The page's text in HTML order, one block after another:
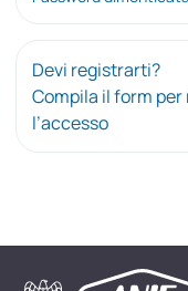
Devi registrarti?
Compila il form
l’accesso